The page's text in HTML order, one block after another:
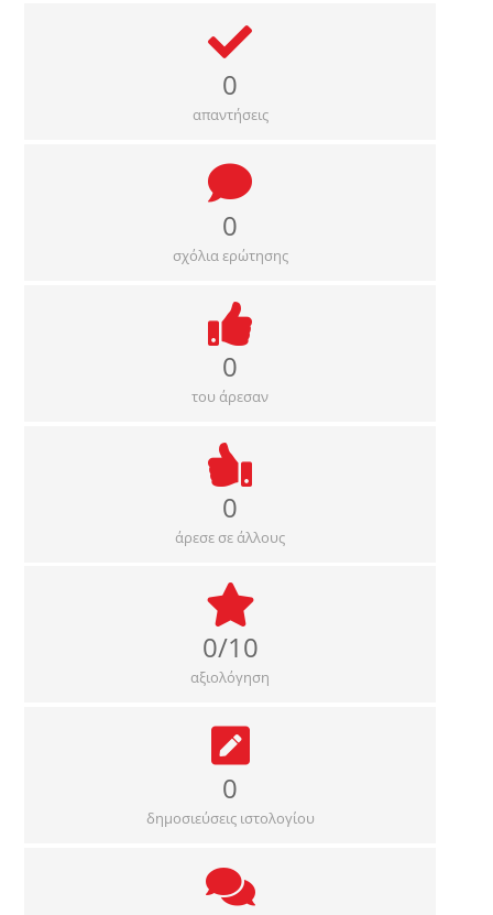
0
απαντήσεις
0
σχόλια ερώτησης
0
του άρεσαν
0
άρεσε σε άλλους
0/10
αξιολόγηση
0
δημοσιεύσεις ιστολογίου